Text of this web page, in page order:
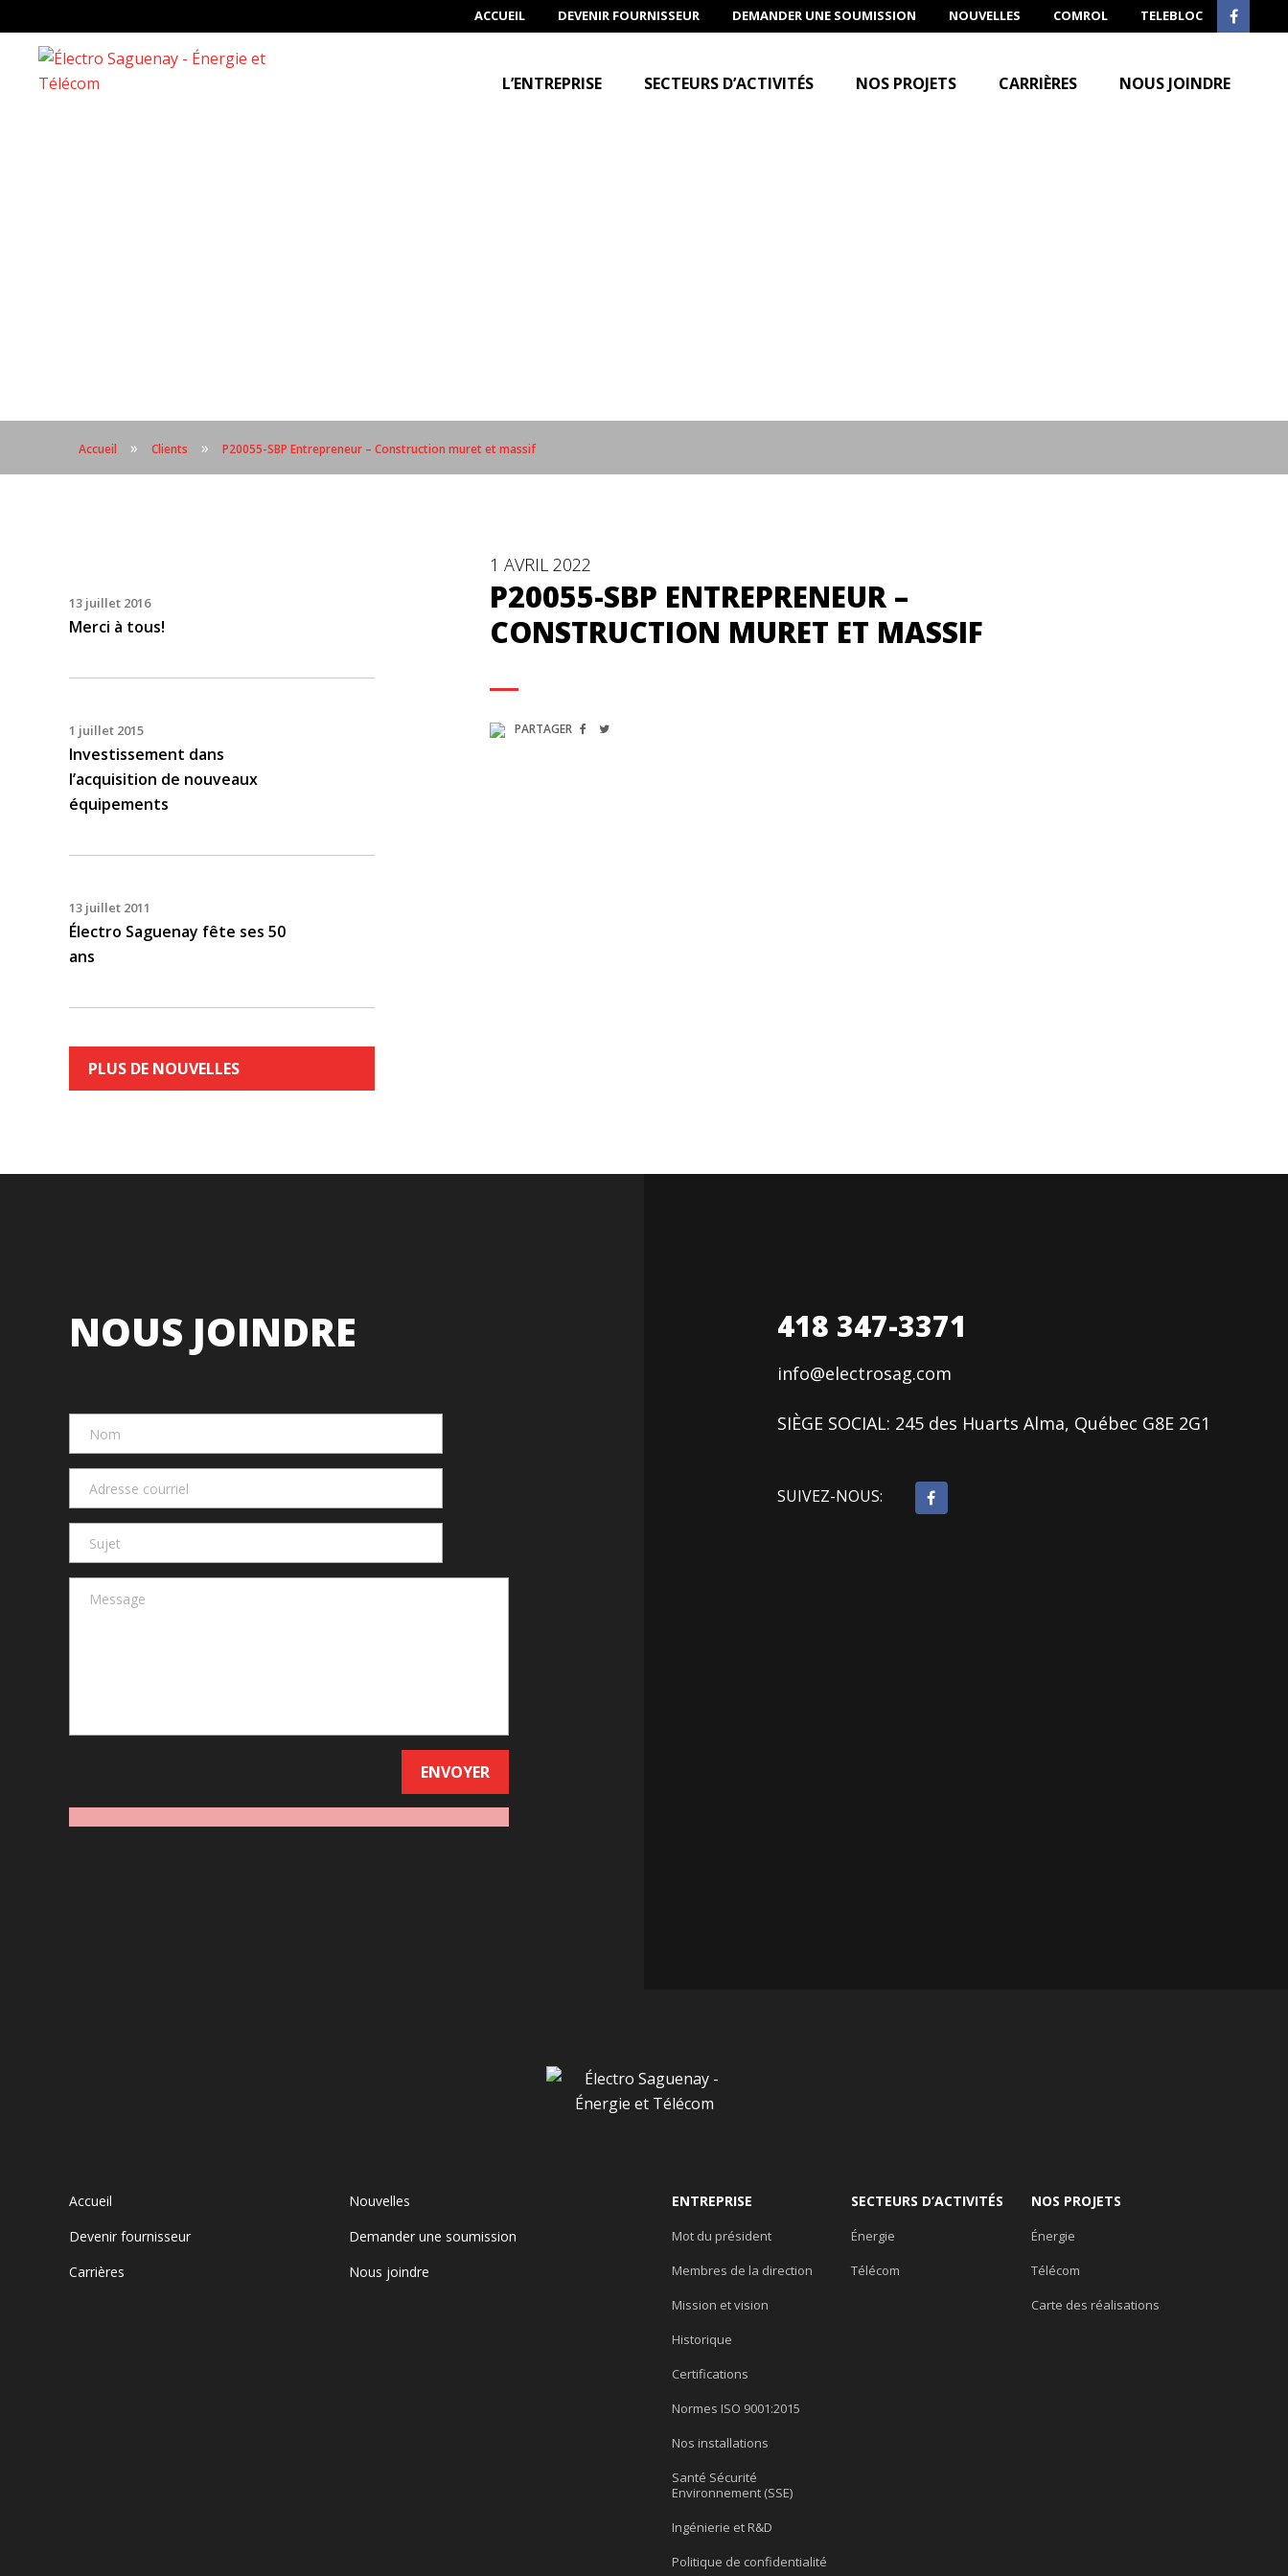
ACCUEIL DEVENIR FOURNISSEUR DEMANDER UNE SOUMISSION NOUVELLES COMROL TELEBLOC
L’ENTREPRISE SECTEURS D’ACTIVITÉS NOS PROJETS CARRIÈRES NOUS JOINDRE
Accueil » Clients » P20055-SBP Entrepreneur – Construction muret et massif
13 juillet 2016
Merci à tous!
1 juillet 2015
Investissement dans
l’acquisition de nouveaux
équipements
13 juillet 2011
Électro Saguenay fête ses 50
ans
PLUS DE NOUVELLES
1 AVRIL 2022
P20055-SBP ENTREPRENEUR –
CONSTRUCTION MURET ET MASSIF
PARTAGER
NOUS JOINDRE 418 347-3371
info@electrosag.com
SIÈGE SOCIAL: 245 des Huarts Alma, Québec G8E 2G1
SUIVEZ-NOUS:
Accueil
Devenir fournisseur
Carrières
Nouvelles
Demander une soumission
Nous joindre
ENTREPRISE
Mot du président
Membres de la direction
Mission et vision
Historique
Certifications
Normes ISO 9001:2015
Nos installations
Santé Sécurité
Environnement (SSE)
Ingénierie et R&D
Politique de confidentialité
SECTEURS D’ACTIVITÉS
Énergie
Télécom
NOS PROJETS
Énergie
Télécom
Carte des réalisations